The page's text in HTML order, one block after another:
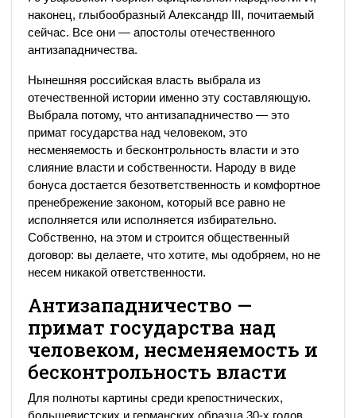
наконец, глыбообразный Александр III, почитаемый
сейчас. Все они — апостолы отечественного
антизападничества.
Нынешняя российская власть выбрала из
отечественной истории именно эту составляющую.
Выбрала потому, что антизападничество — это
примат государства над человеком, это
несменяемость и бесконтрольность власти и это
слияние власти и собственности. Народу в виде
бонуса достается безответственность и комфортное
пренебрежение законом, который все равно не
исполняется или исполняется избирательно.
Собственно, на этом и строится общественный
договор: вы делаете, что хотите, мы одобряем, но не
несем никакой ответственности.
Антизападничество —
примат государства над
человеком, несменяемость и
бесконтрольность власти
Для полноты картины среди крепостнических,
большевистских и германских образца 30-х годов